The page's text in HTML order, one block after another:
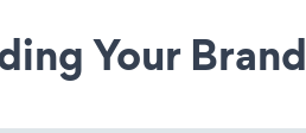
Your Brand